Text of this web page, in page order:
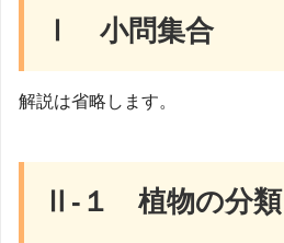
Ⅰ 小問集合
解説は省略します。
Ⅱ-１ 植物の分類